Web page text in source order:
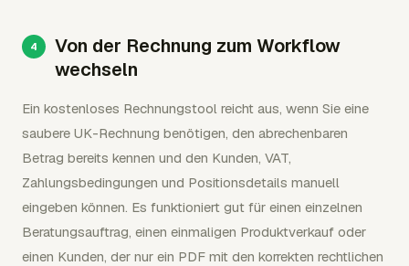
Von der Rechnung zum Workflow
wechseln
Ein kostenloses Rechnungstool reicht aus, wenn Sie eine
saubere UK-Rechnung benötigen, den abrechenbaren
Betrag bereits kennen und den Kunden, VAT,
Zahlungsbedingungen und Positionsdetails manuell
eingeben können. Es funktioniert gut für einen einzelnen
Beratungsauftrag, einen einmaligen Produktverkauf oder
einen Kunden, der nur ein PDF mit den korrekten rechtlichen